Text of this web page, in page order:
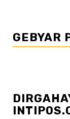
GEBYAR